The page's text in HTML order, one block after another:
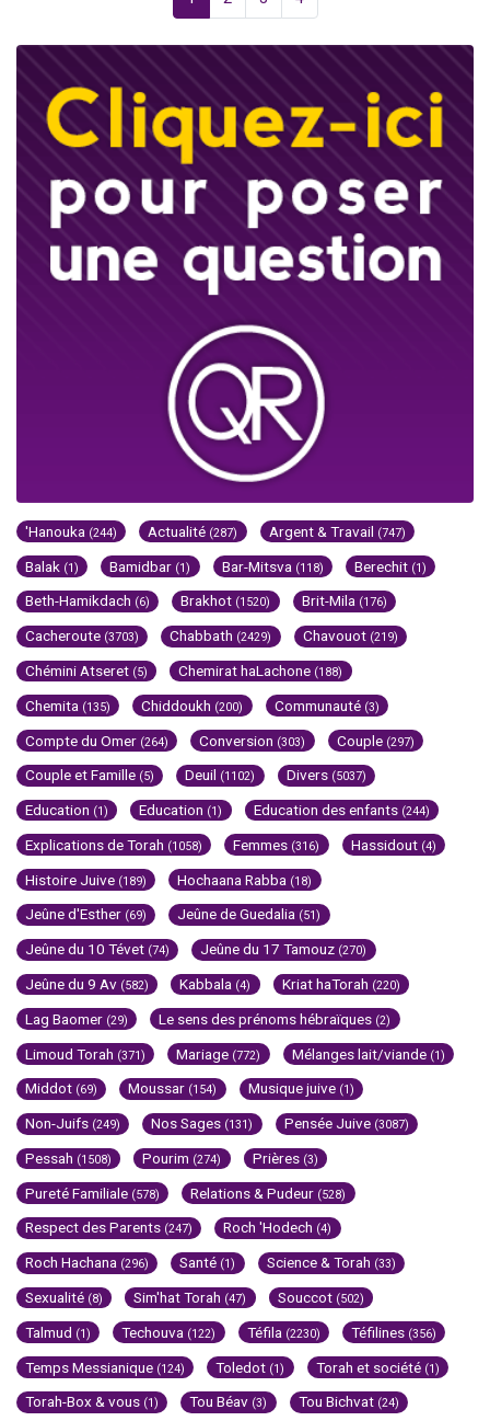
'Hanouka (244) Actualité (287) Argent & Travail (747)
Balak (1) Bamidbar (1) Bar-Mitsva (118) Berechit (1)
Beth-Hamikdach (6) Brakhot (1520) Brit-Mila (176)
Cacheroute (3703) Chabbath (2429) Chavouot (219)
Chémini Atseret (5) Chemirat haLachone (188)
Chemita (135) Chiddoukh (200) Communauté (3)
Compte du Omer (264) Conversion (303) Couple (297)
Couple et Famille (5) Deuil (1102) Divers (5037)
Education (1) Education (1) Education des enfants (244)
Explications de Torah (1058) Femmes (316) Hassidout (4)
Histoire Juive (189) Hochaana Rabba (18)
Jeûne d'Esther (69) Jeûne de Guedalia (51)
Jeûne du 10 Tévet (74) Jeûne du 17 Tamouz (270)
Jeûne du 9 Av (582) Kabbala (4) Kriat haTorah (220)
Lag Baomer (29) Le sens des prénoms hébraïques (2)
Limoud Torah (371) Mariage (772) Mélanges lait/viande (1)
Middot (69) Moussar (154) Musique juive (1)
Non-Juifs (249) Nos Sages (131) Pensée Juive (3087)
Pessah (1508) Pourim (274) Prières (3)
Pureté Familiale (578) Relations & Pudeur (528)
Respect des Parents (247) Roch 'Hodech (4)
Roch Hachana (296) Santé (1) Science & Torah (33)
Sexualité (8) Sim'hat Torah (47) Souccot (502)
Talmud (1) Techouva (122) Téfila (2230) Téfilines (356)
Temps Messianique (124) Toledot (1) Torah et société (1)
Torah-Box & vous (1) Tou Béav (3) Tou Bichvat (24)